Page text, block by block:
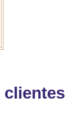
clientes